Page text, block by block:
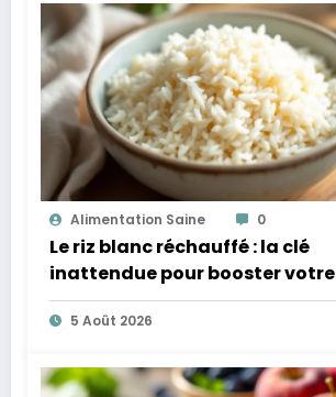
Alimentation Saine 0
Le riz blanc réchauffé : la clé
inattendue pour booster votre
microbiote
5 Août 2026